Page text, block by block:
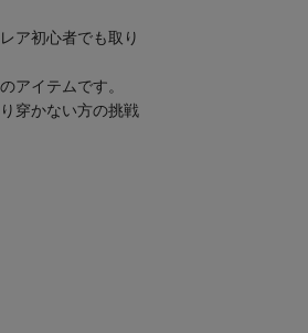
ア初心者でも取り
アイテムです。
穿かない方の挑戦